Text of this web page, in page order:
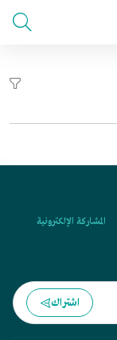
المشاركة الإلكترونية
اشتراك